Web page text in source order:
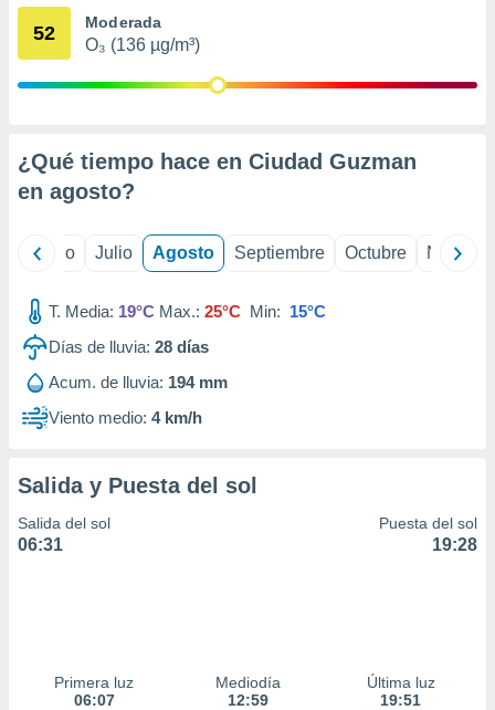
publicidad
1199
52 Moderada
O₃ (136 µg/m³)
¿Qué tiempo hace en Ciudad Guzman
en agosto?
Junio Julio Agosto Septiembre Octubre
T. Media: 19°C Max.: 25°C Min: 15°C
Días de lluvia: 28 días
Acum. de lluvia: 194 mm
Viento medio: 4 km/h
Salida y Puesta del sol
Salida del sol
06:31
Puesta del sol
19:28
Primera luz
06:07
Mediodía
12:59
Última luz
19:51